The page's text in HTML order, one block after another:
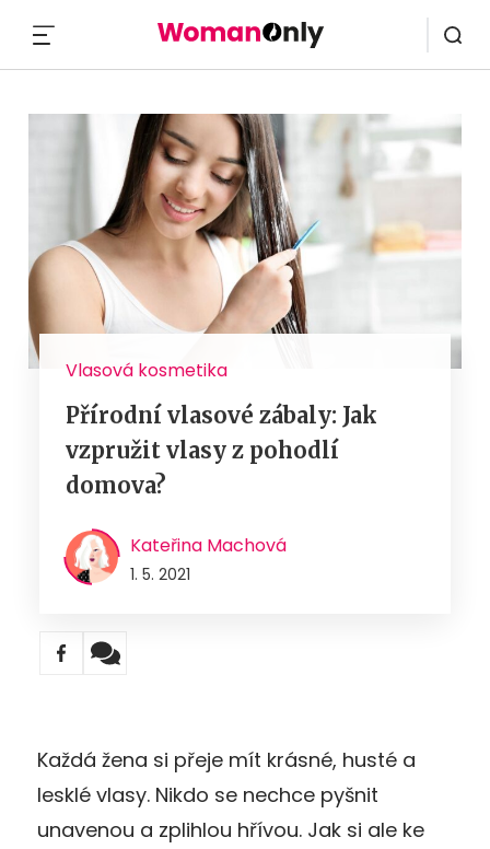
Vlasová kosmetika
Přírodní vlasové zábaly: Jak
vzpružit vlasy z pohodlí
domova?
Kateřina Machová
1. 5. 2021
Každá žena si přeje mít krásné, husté a
lesklé vlasy. Nikdo se nechce pyšnit
unavenou a zplihlou hřívou. Jak si ale ke